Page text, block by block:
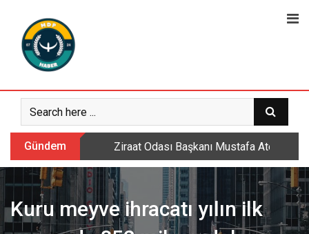
content
Gündem Ziraat Odası Başkanı Mustafa Ateş:
Kuru meyve ihracatı yılın ilk